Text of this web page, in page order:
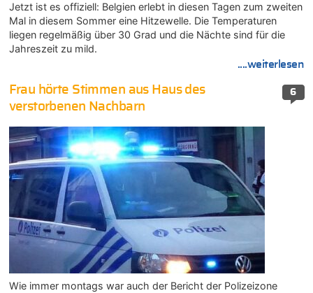
Jetzt ist es offiziell: Belgien erlebt in diesen Tagen zum zweiten
Mal in diesem Sommer eine Hitzewelle. Die Temperaturen
liegen regelmäßig über 30 Grad und die Nächte sind für die
Jahreszeit zu mild.
....weiterlesen
6
Frau hörte Stimmen aus Haus des
verstorbenen Nachbarn
Wie immer montags war auch der Bericht der Polizeizone